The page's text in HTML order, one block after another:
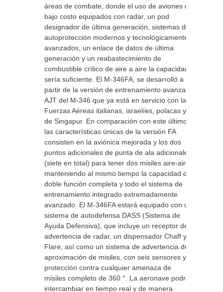
áreas de combate, donde el uso de aviones de
bajo costo equipados con radar, un pod
designador de última generación, sistemas de
autoprotección modernos y tecnológicamente
avanzados, un enlace de datos de última
generación y un reabastecimiento de
combustible crítico de aire a aire la capacidad
sería suficiente. El M-346FA, se desarrolló a
partir de la versión de entrenamiento avanzado
AJT del M-346 que ya está en servicio con las
Fuerzas Aéreas italianas, israelíes, polacas y
de Singapur. En comparación con este último,
las características únicas de la versión FA
consisten en la aviónica mejorada y los dos
puntos adicionales de punta de ala adicionales
(siete en total) para tener dos misiles aire-aire,
manteniendo al mismo tiempo la capacidad de
doble función completa y todo el sistema de
entrenamiento integrado extremadamente
avanzado. El M-346FA estará equipado con un
sistema de autodefensa DASS (Sistema de
Ayuda Defensiva), que incluye un receptor de
advertencia de radar, un dispensador Chaff y
Flare, así como un sistema de advertencia de
aproximación de misiles, con seis sensores y
protección contra cualquier amenaza de
misiles completo de 360 °. La aeronave podrá
intercambiar en tiempo real y de manera